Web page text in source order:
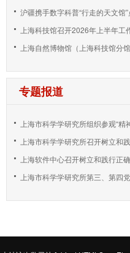
沪疆携手数字科普“行走的天文馆
上海科技馆召开2026年上半年工
上海自然博物馆（上海科技馆分
专题报道
上海市科学学研究所组织参观“
上海市科学学研究所召开树立和
上海软件中心召开树立和践行正
上海市科学学研究所第三、第四